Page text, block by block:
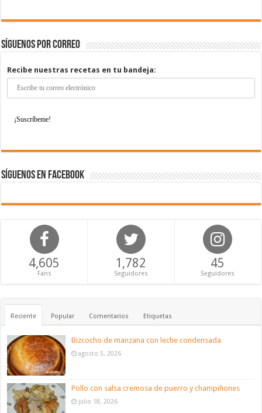
Síguenos por correo
Recibe nuestras recetas en tu bandeja:
Síguenos en Facebook
4,605
Fans
1,782
Seguidores
45
Seguidores
Reciente Popular Comentarios Etiquetas
Bizcocho de manzana con leche condensada
agosto 5, 2026
Pollo con salsa cremosa de puerro y champiñones
julio 18, 2026